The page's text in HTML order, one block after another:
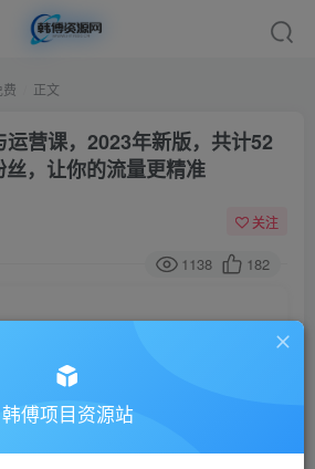
正文
营课，2023年新版，共计52
，让你的流量更精准
关注
1138 182
金币9.9金币99
韩傅项目资源站